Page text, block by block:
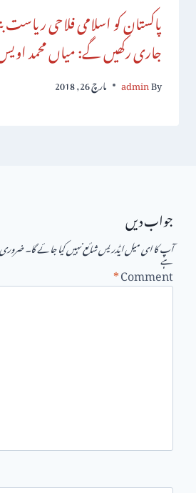
پاکستان کو اسلامی فلاحی
جاری رکھیں گے: میاں محمد
By
admin مارچ 26, 2018
جواب دیں
آپ کا ای میل ایڈریس شائع نہیں کیا جائے گا۔
ہے
Comment
*